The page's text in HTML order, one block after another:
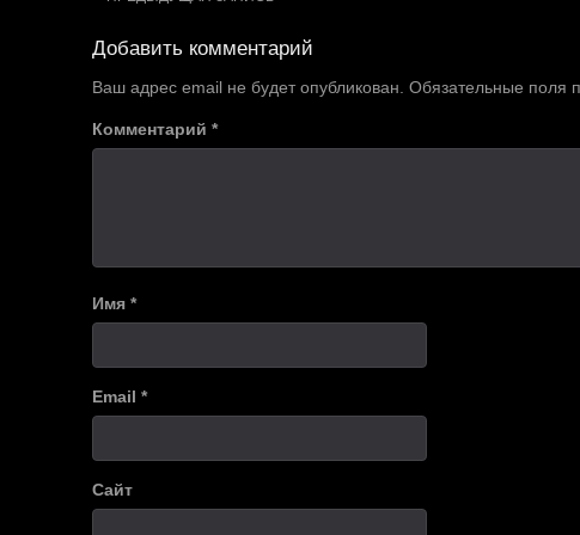
по
записям
Добавить комментарий
Ваш адрес email не будет опубликован. Обязательные поля
Комментарий *
Имя *
Email *
Сайт